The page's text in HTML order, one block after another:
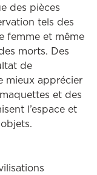
des pièces
tels des
femme et même
morts. Des
de
mieux apprécier
et des
l’espace et